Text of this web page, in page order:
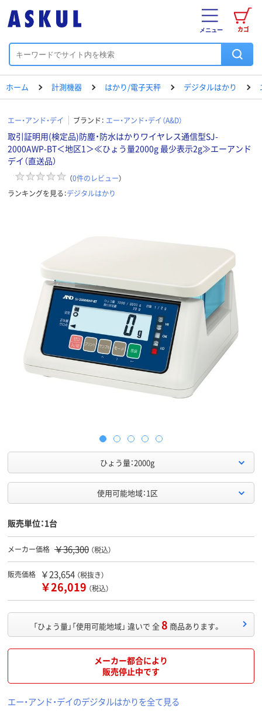
カゴ
メニュー
ホーム 計測機器 はかり/電子天秤 デジタルはかり
エー・アンド・デイ ブランド： エー・アンド・デイ（A&D）
取引証明用(検定品)防塵・防水はかりワイヤレス通信型SJ-
2000AWP-BT＜地区1＞≪ひょう量2000g 最少表示2g≫エーアンド
デイ（直送品）
（0件のレビュー）
ランキングを見る：デジタルはかり
ひょう量：2000g
使用可能地域：1区
販売単位：1台
メーカー価格 ￥36,300 （税込）
販売価格 ￥23,654 （税抜き）
￥26,019 （税込）
「ひょう量」「使用可能地域」 違いで 全8 商品あります。
メーカー都合により
販売停止中です
エー・アンド・デイのデジタルはかりを全て見る